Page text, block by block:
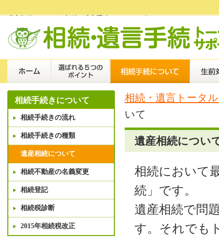
相続・遺言トータ
いて
遺産相続につい
相続において
続」です。
遺産相続で問
す。それでも
相続手続きについて
相続手続きの流れ
相続手続きの種類
遺産相続について
相続不動産の名義変更
相続登記
相続税診断
2015年相続税改正